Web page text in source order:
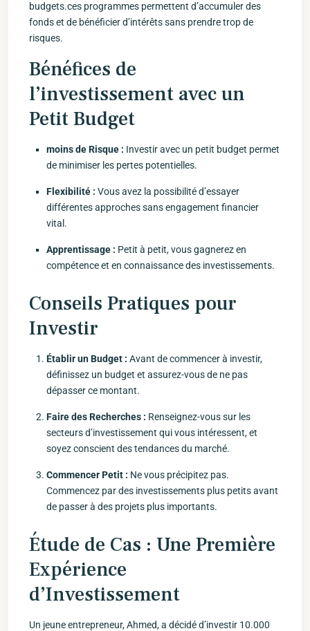
budgets.ces programmes permettent d’accumuler des
fonds et de ⁢bénéficier d’intérêts sans prendre ‍trop de
risques.
Bénéfices de
l’investissement avec un
Petit Budget
moins de Risque​ : Investir ⁢avec un petit budget⁢ permet
de minimiser⁢ les pertes potentielles.
Flexibilité : Vous avez la possibilité d’essayer
différentes approches sans engagement financier
vital.
Apprentissage : Petit à petit, vous gagnerez en
compétence et‍ en connaissance des investissements.
Conseils Pratiques pour
⁣Investir
Établir un Budget : Avant de commencer à investir,
définissez un budget et assurez-vous de ​ne pas
dépasser ce montant.
Faire des Recherches​ : Renseignez-vous sur les
secteurs d’investissement qui vous intéressent, et
soyez conscient des tendances ‌du marché.
Commencer Petit : Ne vous précipitez pas.
‌Commencez​ par des investissements⁣ plus petits avant
de passer ‌à des projets plus importants.
Étude de Cas : Une Première
Expérience
d’Investissement
Un jeune entrepreneur, Ahmed, a décidé d’investir 10.000